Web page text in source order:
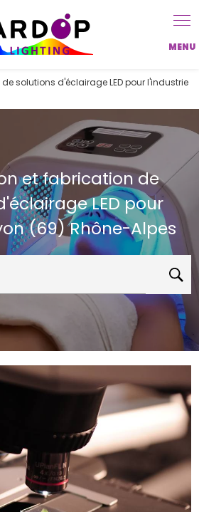
solutions d'éclairage LED pour l'industrie
et fabrication de
LED pour
(69) Rhône-Alpes